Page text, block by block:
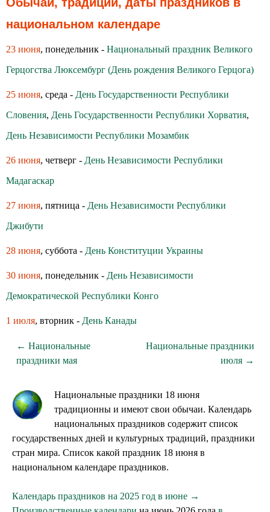
национальном календаре
23 июня, понедельник - Национальный праздник Великого
Герцогства Люксембург (День рождения Великого Герцога)
25 июня, среда - День Государственности Республики
Словения, День Государственности Республики Хорватия,
День Независимости Республики Мозамбик
26 июня, четверг - День Независимости Республики
Мадагаскар
27 июня, пятница - День Независимости Республики
Джибути
28 июня, суббота - День Конституции Украины
30 июня, понедельник - День Независимости
Демократической Республики Конго
1 июля, вторник - День Канады
← Национальные
праздники мая
Национальные праздники
июля →
Национальные праздники 18 июня
традиционны и имеют свои обычаи. Календарь
национальных праздников содержит список
государственных дней и культурных традиций, праздники
стран мира. Список какой праздник 18 июня в
национальном календаре праздников.
Календарь праздников на 2025 год в июне →